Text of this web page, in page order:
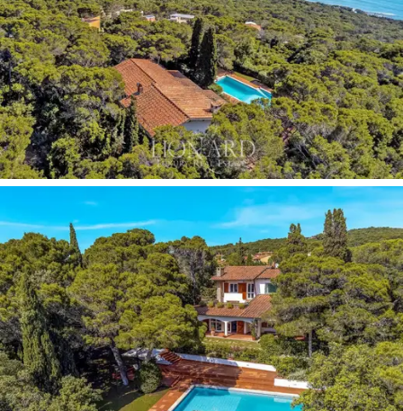
egy mosdó és egy saját fürdőszobával ellátott szoba,
mely jelenleg játékszobaként funkcionál, de könnyen
átalakítható hálószobává.
Hálózóna és Panoráma Terasz
A földszintről egy lépcső vezet a 125 m²-es első
szintre, mely teljes egészében hálózóna. Itt található
négy hálószoba, mindegyik privát fürdőszobával ellátva.
Ezenkívül, ezen a szinten van egy tetőtéri 40 m²-es
terasz, a medencére és a partvidékre néző kilátással.
Erről a szintről, egy padlásfeljáró vezet fel a
padlástérbe. A szuterén szinten a gépházon kívül van
egy nagy nyitott tér és más helyiségek, melyeket
tovább lehet alakítani egy már elérhető tervvel.
Növényekben Gazdag Kert és Panoráma Úszómedence